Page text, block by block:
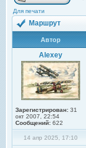
Для печати
Маршрут
Автор
Alexey
Зарегистрирован: 31
окт 2007, 22:54
Сообщений: 622
14 апр 2025, 17:10